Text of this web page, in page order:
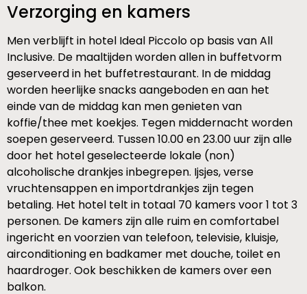
Verzorging en kamers
Men verblijft in hotel Ideal Piccolo op basis van All
Inclusive. De maaltijden worden allen in buffetvorm
geserveerd in het buffetrestaurant. In de middag
worden heerlijke snacks aangeboden en aan het
einde van de middag kan men genieten van
koffie/thee met koekjes. Tegen middernacht worden
soepen geserveerd. Tussen 10.00 en 23.00 uur zijn alle
door het hotel geselecteerde lokale (non)
alcoholische drankjes inbegrepen. Ijsjes, verse
vruchtensappen en importdrankjes zijn tegen
betaling. Het hotel telt in totaal 70 kamers voor 1 tot 3
personen. De kamers zijn alle ruim en comfortabel
ingericht en voorzien van telefoon, televisie, kluisje,
airconditioning en badkamer met douche, toilet en
haardroger. Ook beschikken de kamers over een
balkon.